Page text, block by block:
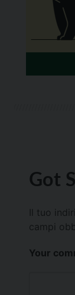
Got
Il tuo
campi
Your